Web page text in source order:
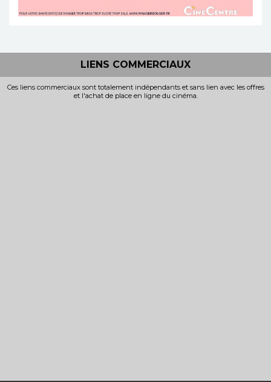
LIENS COMMERCIAUX
Ces liens commerciaux sont totalement indépendants et sans lien avec les offres
et l'achat de place en ligne du cinéma.